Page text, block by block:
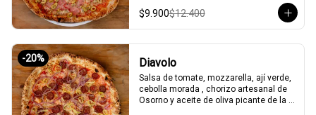
$9.900$12.400
-20% Diavolo
Salsa de tomate, mozzarella, ají verde,
cebolla morada , chorizo artesanal de
Osorno y aceite de oliva picante de la